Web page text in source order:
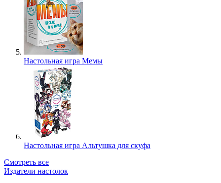
Настольная игра Мемы
Настольная игра Альтушка для скуфа
Смотреть все
Издатели настолок